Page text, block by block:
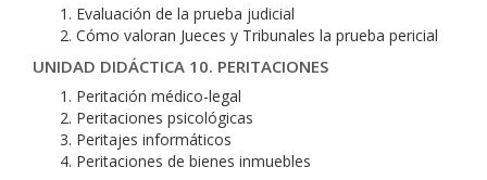
Evaluación de la prueba judicial
Cómo valoran Jueces y Tribunales la prueba pericial
UNIDAD DIDÁCTICA 10. PERITACIONES
Peritación médico-legal
Peritaciones psicológicas
Peritajes informáticos
Peritaciones de bienes inmuebles